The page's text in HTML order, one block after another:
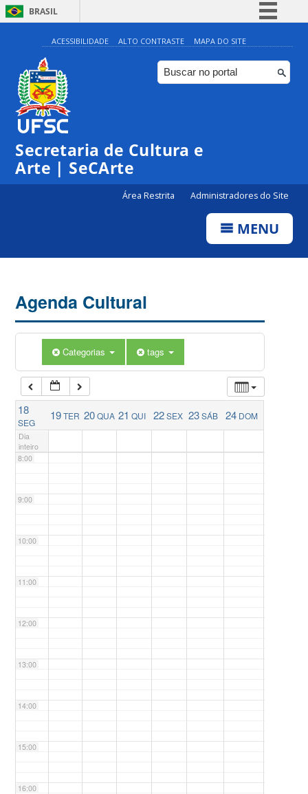
BRASIL
Simplifique!
Comunica BR
Participe
ACESSIBILIDADE ALTO CONTRASTE MAPA DO SITE
Secretaria de Cultura e
Arte | SeCArte
Área Restrita Administradores do Site
MENU
Agenda Cultural
Categorias tags
18
SEG
19TER 20QUA 21 QUI 22SEX 23SÁB 24 DOM
Dia
inteiro
0:00
1:00
5:00
6:00
7:00
8:00
9:00
10:00
11:00
12:00
13:00
14:00
15:00
16:00